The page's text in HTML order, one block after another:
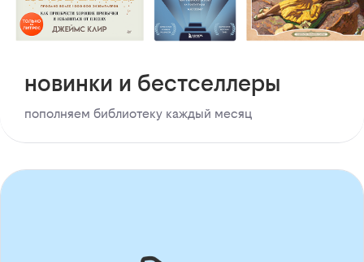
новинки и бестселлеры
пополняем библиотеку каждый месяц